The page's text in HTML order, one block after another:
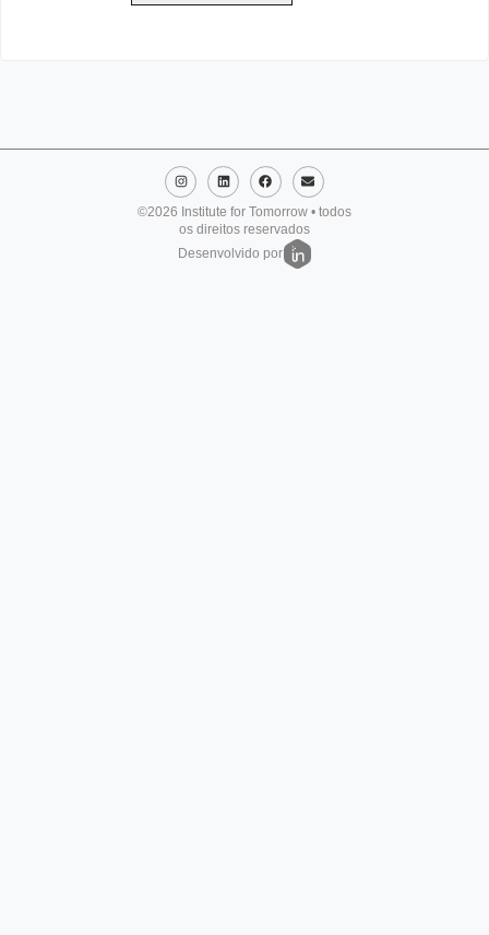
©2026 Institute for Tomorrow • todos
os direitos reservados
Desenvolvido por